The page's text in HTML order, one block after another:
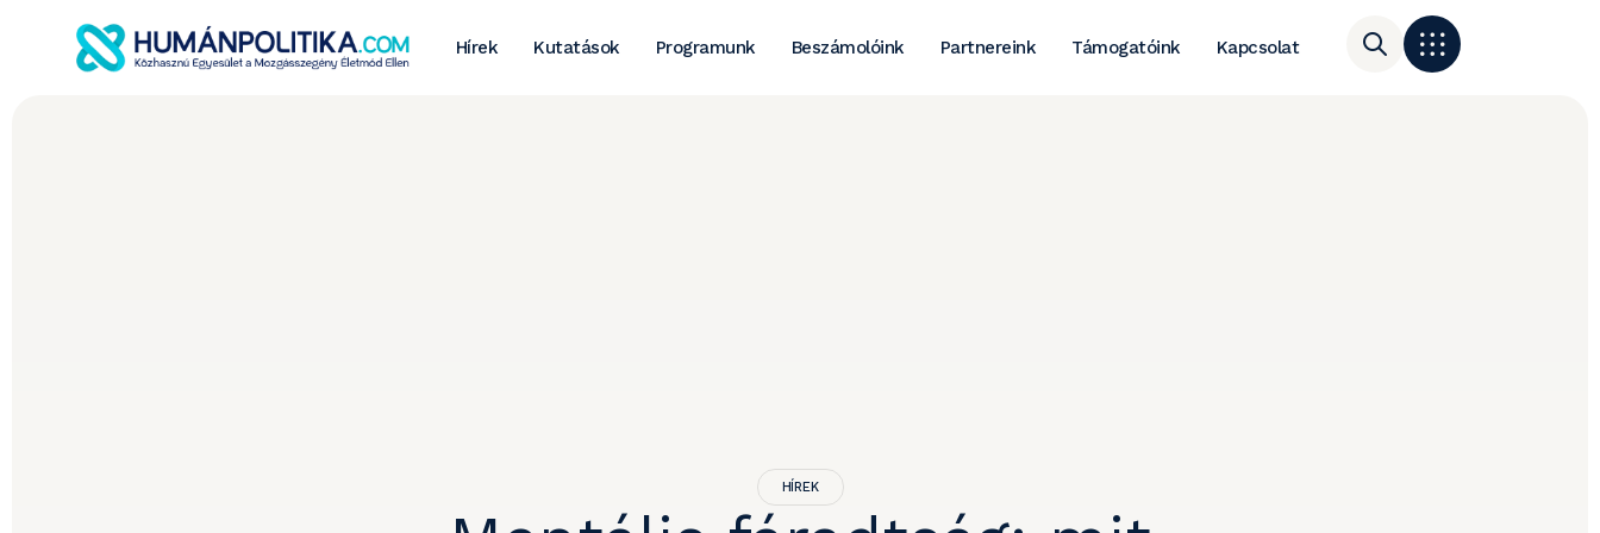
Hírek Kutatások Programunk Beszámolóink Partnereink Támogatóink Kapcsolat
HÍREK